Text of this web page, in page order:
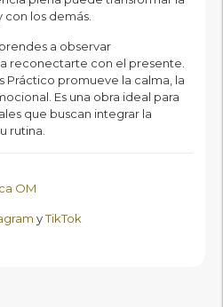
los demás.
a observar
reconectarte con el presente.
Práctico promueve la calma, la
Es una obra ideal para
que buscan integrar la
rutina.
OM
yTikTok